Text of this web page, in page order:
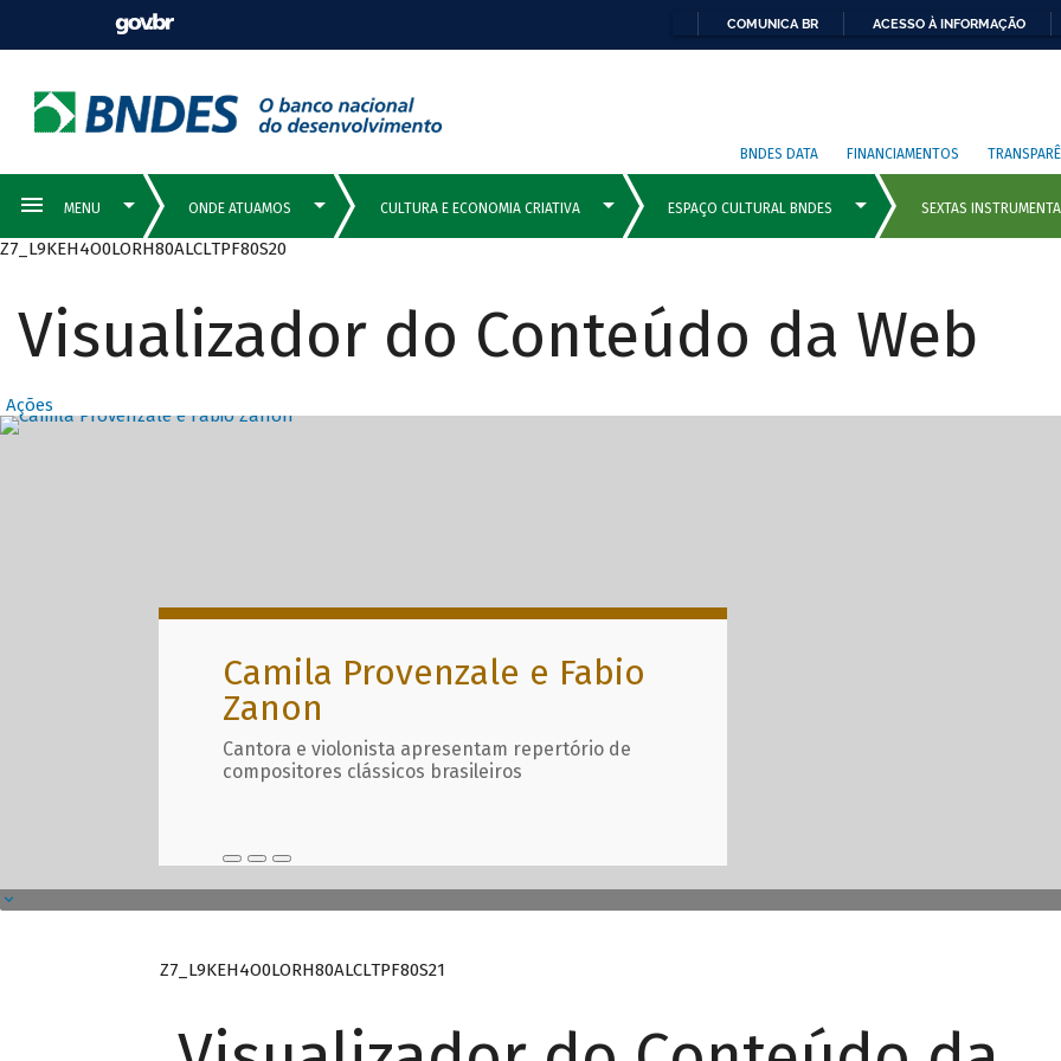
COMUNICA BR ACESSO À INFORMAÇÃO
BNDES DATA FINANCIAMENTOS
Z7_L9KEH4O0LORH80ALCLTPF80S20
Visualizador do Conteúdo da Web
Ações
Destaques Principais com
Camila Provenzale e Fabio
Zanon
Cantora e violonista apresentam repertório de
compositores clássicos brasileiros
Z7_L9KEH4O0LORH80ALCLTPF80S21